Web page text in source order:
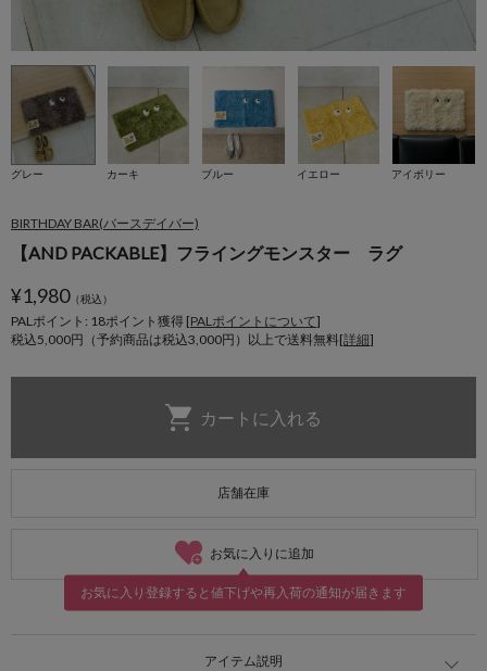
グレー カーキ ブルー イエロー アイボリー
BIRTHDAY BAR(バースデイバー)
【AND PACKABLE】フライングモンスター ラグ
¥1,980（税込）
PALポイント: 18ポイント獲得 [PALポイントについて]
税込5,000円（予約商品は税込3,000円）以上で送料無料[詳細]
店舗在庫
お気に入りに追加
お気に入り登録すると値下げや再入荷の通知が届きます
アイテム説明